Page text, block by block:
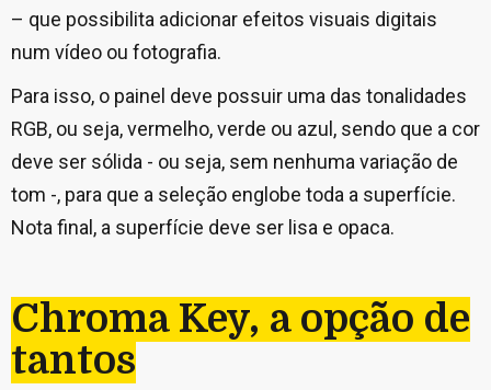
– que possibilita adicionar efeitos visuais digitais
num vídeo ou fotografia.
Para isso, o painel deve possuir uma das tonalidades
RGB, ou seja, vermelho, verde ou azul, sendo que a cor
deve ser sólida - ou seja, sem nenhuma variação de
tom -, para que a seleção englobe toda a superfície.
Nota final, a superfície deve ser lisa e opaca.
Chroma Key, a opção de
tantos